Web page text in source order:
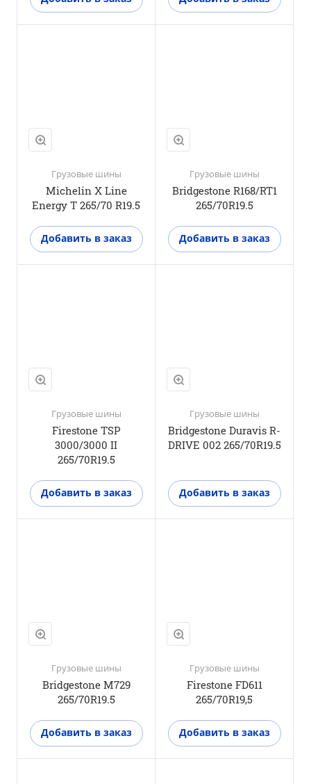
Грузовые шины
Michelin X Line
Energy T 265/70 R19.5
Добавить в заказ
Нет
Грузовые шины
Bridgestone R168/RT1
265/70R19.5
Добавить в заказ
Грузовые шины
Firestone TSP
3000/3000 II
265/70R19.5
Добавить в заказ
Да
Грузовые шины
Bridgestone Duravis R-
DRIVE 002 265/70R19.5
Добавить в заказ
Грузовые шины
Bridgestone M729
265/70R19.5
Добавить в заказ
Да
Грузовые шины
Firestone FD611
265/70R19,5
Добавить в заказ